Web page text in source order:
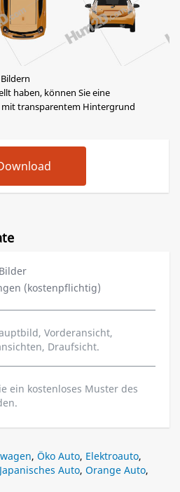
haben, können Sie eine
mit transparentem Hintergrund
(kostenpflichtig)
Vorderansicht,
Draufsicht.
ein kostenloses Muster des
, Öko Auto, Elektroauto,
Japanisches Auto, Orange Auto,